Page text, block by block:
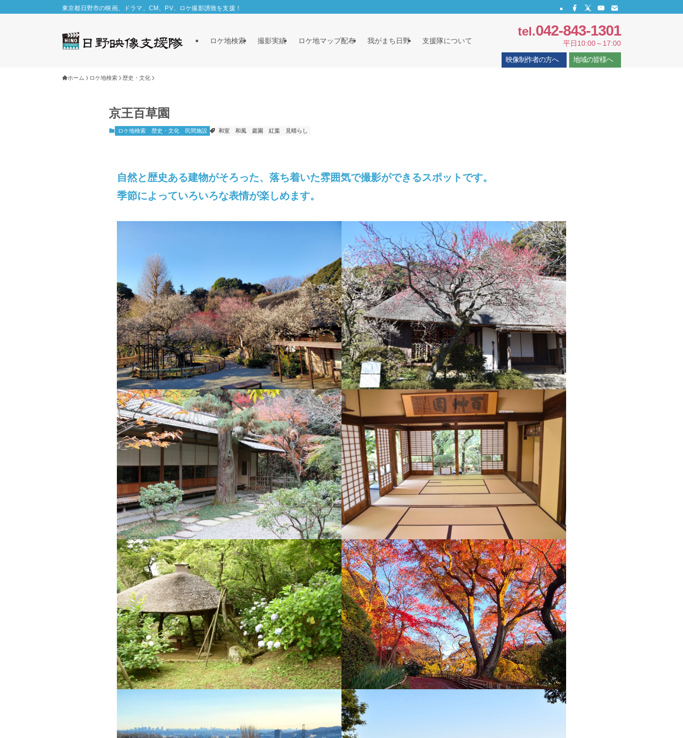
東京都日野市の映画、ドラマ、CM、PV、ロケ撮影誘致を支援！
ロケ地検索 撮影実績 ロケ地マップ配布 我がまち日野 支援隊について
tel.042-843-1301
平日10:00～17:00
映像制作者の方へ 地域の皆様へ
ホーム ロケ地検索 歴史・文化
京王百草園
ロケ地検索 歴史・文化 民間施設 和室 和風 庭園 紅葉 見晴らし
自然と歴史ある建物がそろった、落ち着いた雰囲気で撮影ができるスポットです。
季節によっていろいろな表情が楽しめます。